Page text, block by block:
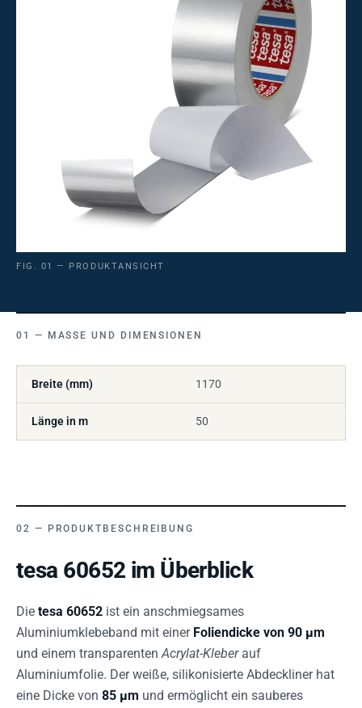
FIG. 01 — PRODUKTANSICHT
MASSE UND DIMENSIONEN
Breite (mm) 1170
Länge in m 50
PRODUKTBESCHREIBUNG
tesa 60652 im Überblick
Die tesa 60652 ist ein anschmiegsames
Aluminiumklebeband mit einer Foliendicke von 90 µm
und einem transparentenAcrylat-Kleberauf
Aluminiumfolie. Der weiße, silikonisierte Abdeckliner hat
eine Dicke von 85 µm und ermöglicht ein sauberes